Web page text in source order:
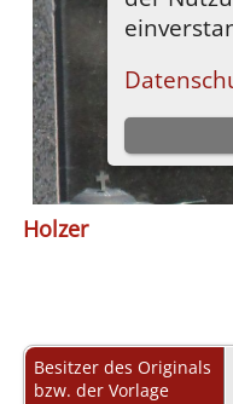
Holzer
Besitzer des Originals
bzw. der Vorlage